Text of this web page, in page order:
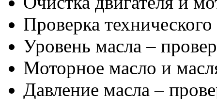
Проверка
Уровень масла –
Моторное масло и
Давление масла –